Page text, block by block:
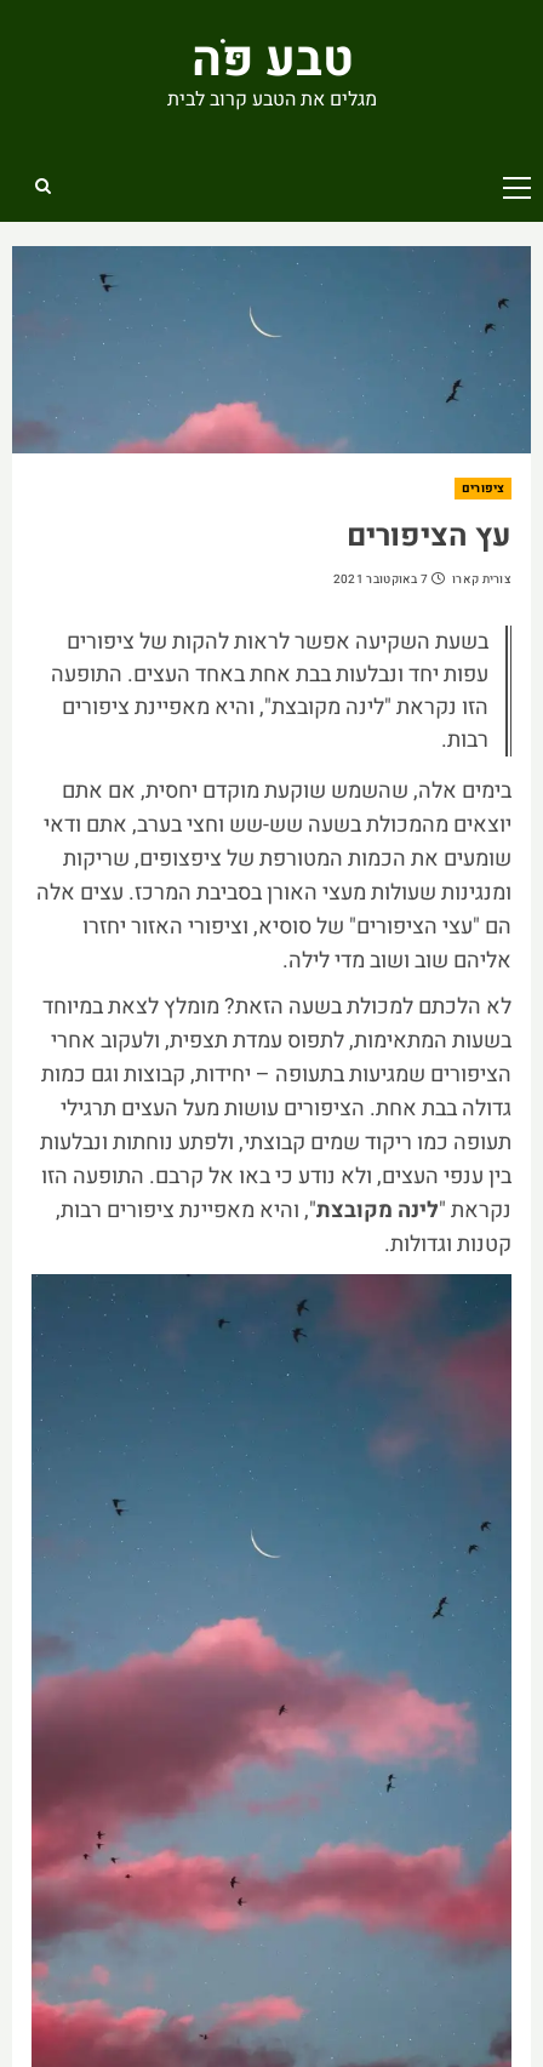
טבע פֹּה
מגלים את הטבע קרוב לבית
Primary
Menu
ציפורים
עץ הציפורים
צורית קארו 7 באוקטובר 2021
בשעת השקיעה אפשר לראות להקות של ציפורים
עפות יחד ונבלעות בבת אחת באחד העצים. התופעה
הזו נקראת "לינה מקובצת", והיא מאפיינת ציפורים
רבות.
בימים אלה, שהשמש שוקעת מוקדם יחסית, אם אתם
יוצאים מהמכולת בשעה שש-שש וחצי בערב, אתם ודאי
שומעים את הכמות המטורפת של ציפצופים, שריקות
ומנגינות שעולות מעצי האורן בסביבת המרכז. עצים אלה
הם "עצי הציפורים" של סוסיא, וציפורי האזור יחזרו
אליהם שוב ושוב מדי לילה.
לא הלכתם למכולת בשעה הזאת? מומלץ לצאת במיוחד
בשעות המתאימות, לתפוס עמדת תצפית, ולעקוב אחרי
הציפורים שמגיעות בתעופה – יחידות, קבוצות וגם כמות
גדולה בבת אחת. הציפורים עושות מעל העצים תרגילי
תעופה כמו ריקוד שמים קבוצתי, ולפתע נוחתות ונבלעות
בין ענפי העצים, ולא נודע כי באו אל קרבם. התופעה הזו
נקראת "לינה מקובצת", והיא מאפיינת ציפורים רבות,
קטנות וגדולות.